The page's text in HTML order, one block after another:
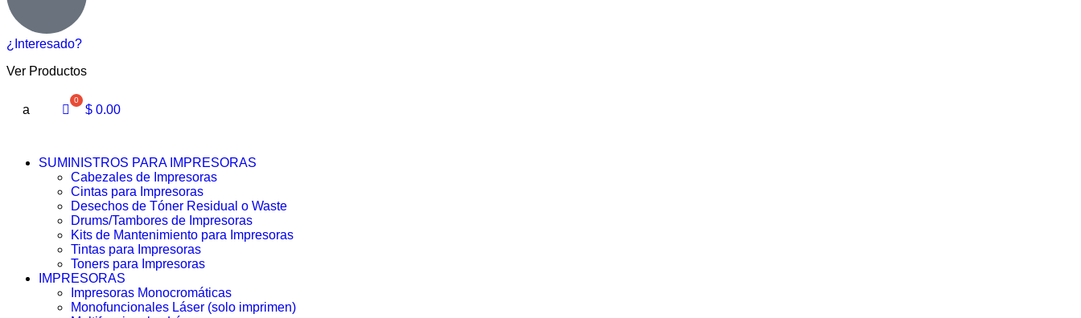
¿Interesado?
Ver Productos
a $ 0.00
SUMINISTROS PARA IMPRESORAS
Cabezales de Impresoras
Cintas para Impresoras
Desechos de Tóner Residual o Waste
Drums/Tambores de Impresoras
Kits de Mantenimiento para Impresoras
Tintas para Impresoras
Toners para Impresoras
IMPRESORAS
Impresoras Monocromáticas
Monofuncionales Láser (solo imprimen)